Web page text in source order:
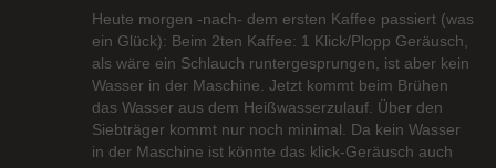
Heute morgen -nach- dem ersten Kaffee passiert (was
ein Glück): Beim 2ten Kaffee: 1 Klick/Plopp Geräusch,
als wäre ein Schlauch runtergesprungen, ist aber kein
Wasser in der Maschine. Jetzt kommt beim Brühen
das Wasser aus dem Heißwasserzulauf. Über den
Siebträger kommt nur noch minimal. Da kein Wasser
in der Maschine ist könnte das klick-Geräusch auch